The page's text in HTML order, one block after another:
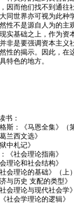
因而他们找不到通往
同世界亦可视为此种
性不是源自人为的主
实基础之上，作为资
非是要强调资本主义
然性的揭示。因此，
特色的地方。
书：
斯：《马恩全集》（
兰西文选》
中札记》
《社会理论指南》
理论和社会结构》
会理论的基础》（上
与历史 支配的类型》
会理论与现代社会学
社会学理论的逻辑》